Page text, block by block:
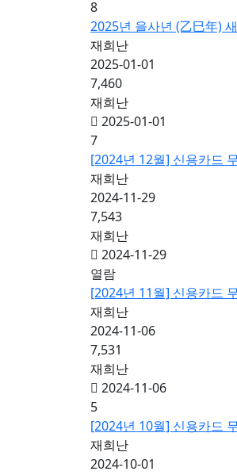
8
2025년 을사년 (乙巳年)
재희난
2025-01-01
7,460
재희난
2025-01-01
7
[2024년 12월] 신용카드
재희난
2024-11-29
7,543
재희난
2024-11-29
열람
[2024년 11월] 신용카드
재희난
2024-11-06
7,531
재희난
2024-11-06
5
[2024년 10월] 신용카드
재희난
2024-10-01